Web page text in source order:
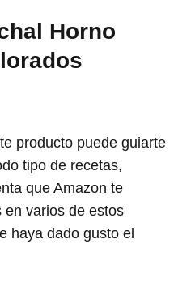
Horno
producto puede guiarte
tipo de recetas,
que Amazon te
en varios de estos
haya dado gusto el